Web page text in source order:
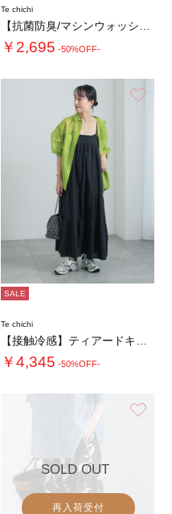
Te chichi
￥2,695 -50%OFF-
SALE
Te chichi
￥4,345 -50%OFF-
SOLD OUT
再入荷受付